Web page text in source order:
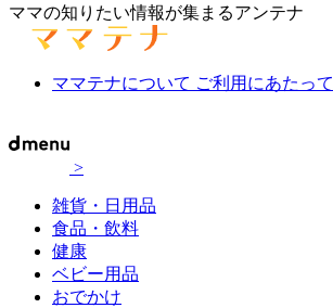
ママの知りたい情報が集まるアンテナ
ママテナについて ご利用にあたって
>
雑貨・日用品
食品・飲料
健康
ベビー用品
おでかけ